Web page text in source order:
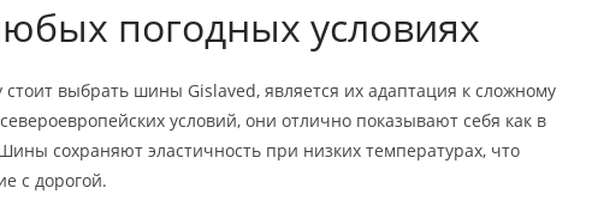
погодных условиях
выбрать шины Gislaved, является их адаптация к сложному
условий, они отлично показывают себя как в
сохраняют эластичность при низких температурах, что
с дорогой.